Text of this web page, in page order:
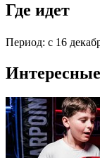
Где идет
Период: с 16
Интересные